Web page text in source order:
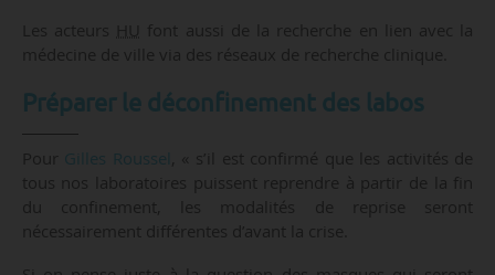
Les acteurs
font aussi de la recherche en lien avec la
médecine de ville via des réseaux de recherche clinique.
Préparer le déconfinement des labos
Pour Gilles Roussel
, « s’il est confirmé que les activités de
tous nos laboratoires puissent reprendre à partir de la fin
du confinement, les modalités de reprise seront
nécessairement différentes d’avant la crise.